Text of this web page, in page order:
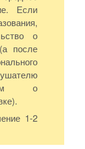
Если
о
после
о
1-2